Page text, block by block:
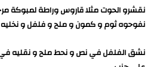
نقشرو الحوت مثلا قاروس وراطة لمبوكة
نفوحوه ثوم و كمون و ملح و فلفل و
نشق الفلفل في نص و نحط ملح و نقليه